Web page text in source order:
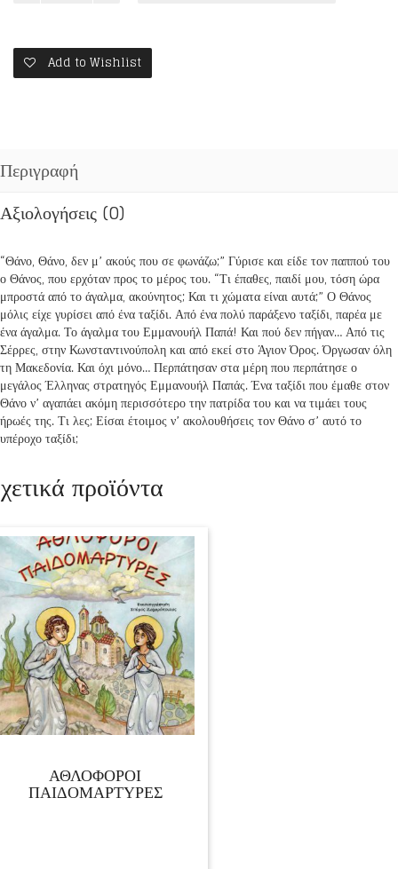
ΕΝΑΝ
ΗΡΩΑ
ΤΗΣ
Add to Wishlist
Περιγραφή
Αξιολογήσεις (0)
“Θάνο, Θάνο, δεν μ’ ακούς που σε φωνάζω;” Γύρισε και είδε τον παππού του
ο Θάνος, που ερχόταν προς το μέρος του. “Τι έπαθες, παιδί μου, τόση ώρα
μπροστά από το άγαλμα, ακούνητος; Και τι χώματα είναι αυτά;” Ο Θάνος
μόλις είχε γυρίσει από ένα ταξίδι. Από ένα πολύ παράξενο ταξίδι, παρέα με
ένα άγαλμα. Το άγαλμα του Εμμανουήλ Παπά! Και πού δεν πήγαν… Από τις
Σέρρες, στην Κωνσταντινούπολη και από εκεί στο Άγιον Όρος. Όργωσαν όλη
τη Μακεδονία. Και όχι μόνο… Περπάτησαν στα μέρη που περπάτησε ο
μεγάλος Έλληνας στρατηγός Εμμανουήλ Παπάς. Ένα ταξίδι που έμαθε στον
Θάνο ν’ αγαπάει ακόμη περισσότερο την πατρίδα του και να τιμάει τους
ήρωές της. Τι λες; Είσαι έτοιμος ν’ ακολουθήσεις τον Θάνο σ’ αυτό το
υπέροχο ταξίδι;
προϊόντα
ΑΘΛΟΦΟΡΟΙ
ΠΑΙΔΟΜΑΡΤΥΡΕΣ